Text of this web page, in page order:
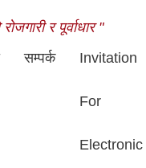
र पूर्वाधार "
सम्पर्क Invitation
For
Electronic